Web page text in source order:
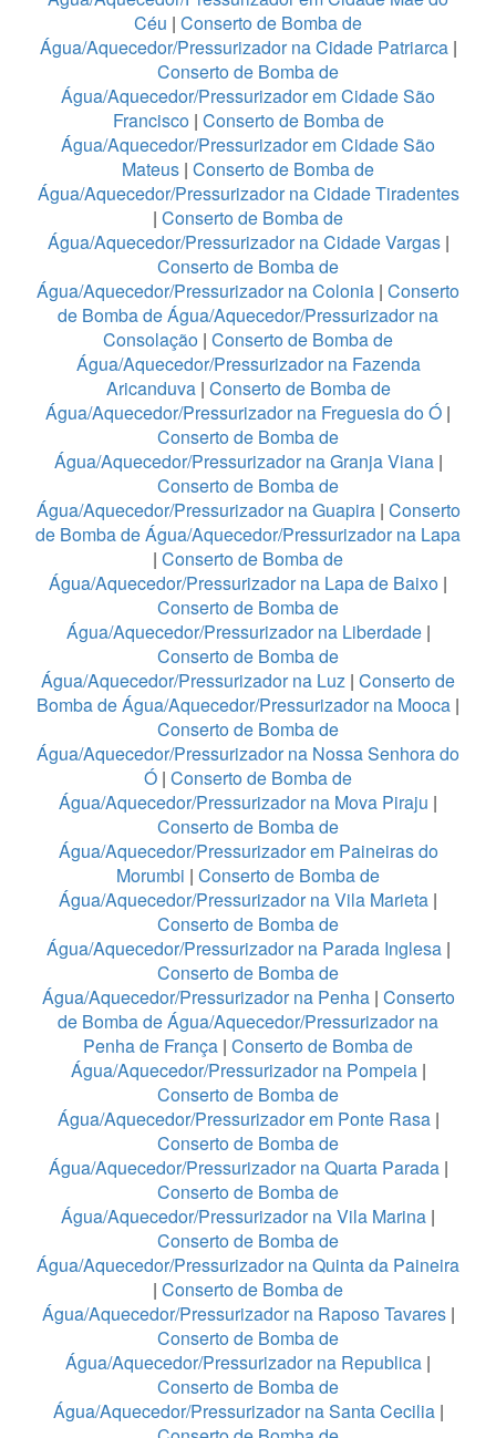
Céu | Conserto de Bomba de
Água/Aquecedor/Pressurizador na Cidade Patriarca|
Conserto de Bomba de
Água/Aquecedor/Pressurizador em Cidade São
Francisco | Conserto de Bomba de
Água/Aquecedor/Pressurizador em Cidade São
Mateus | Conserto de Bomba de
Água/Aquecedor/Pressurizador na Cidade Tiradentes
| Conserto de Bomba de
Água/Aquecedor/Pressurizador na Cidade Vargas |
Conserto de Bomba de
Água/Aquecedor/Pressurizador na Colonia | Conserto
de Bomba de Água/Aquecedor/Pressurizador na
Consolação | Conserto de Bomba de
Água/Aquecedor/Pressurizador na Fazenda
Aricanduva| Conserto de Bomba de
Água/Aquecedor/Pressurizador na Freguesia do Ó |
Conserto de Bomba de
Água/Aquecedor/Pressurizador na Granja Viana|
Conserto de Bomba de
Água/Aquecedor/Pressurizador na Guapira| Conserto
de Bomba de Água/Aquecedor/Pressurizador na Lapa
| Conserto de Bomba de
Água/Aquecedor/Pressurizador na Lapa de Baixo |
Conserto de Bomba de
Água/Aquecedor/Pressurizador na Liberdade |
Conserto de Bomba de
Água/Aquecedor/Pressurizador na Luz | Conserto de
Bomba de Água/Aquecedor/Pressurizador na Mooca |
Conserto de Bomba de
Água/Aquecedor/Pressurizador na Nossa Senhora do
Ó | Conserto de Bomba de
Água/Aquecedor/Pressurizador na Mova Piraju |
Conserto de Bomba de
Água/Aquecedor/Pressurizador em Paineiras do
Morumbi | Conserto de Bomba de
Água/Aquecedor/Pressurizador na Vila Marieta |
Conserto de Bomba de
Água/Aquecedor/Pressurizador na Parada Inglesa |
Conserto de Bomba de
Água/Aquecedor/Pressurizador na Penha| Conserto
de Bomba de Água/Aquecedor/Pressurizador na
Penha de França | Conserto de Bomba de
Água/Aquecedor/Pressurizador na Pompeia|
Conserto de Bomba de
Água/Aquecedor/Pressurizador em Ponte Rasa|
Conserto de Bomba de
Água/Aquecedor/Pressurizador na Quarta Parada|
Conserto de Bomba de
Água/Aquecedor/Pressurizador na Vila Marina |
Conserto de Bomba de
Água/Aquecedor/Pressurizador na Quinta da Paineira
| Conserto de Bomba de
Água/Aquecedor/Pressurizador na Raposo Tavares|
Conserto de Bomba de
Água/Aquecedor/Pressurizador na Republica |
Conserto de Bomba de
Água/Aquecedor/Pressurizador na Santa Cecilia|